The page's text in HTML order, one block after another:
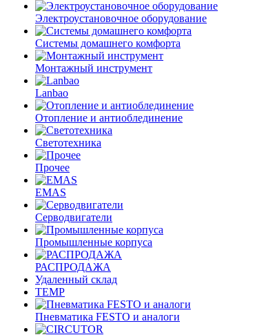
Электроустановочное оборудование
Системы домашнего комфорта
Монтажный инструмент
Lanbao
Отопление и антиоблединение
Светотехника
Прочее
EMAS
Cерводвигатели
Промышленные корпуса
РАСПРОДАЖА
Удаленный склад
TEMP
Пневматика FESTO и аналоги